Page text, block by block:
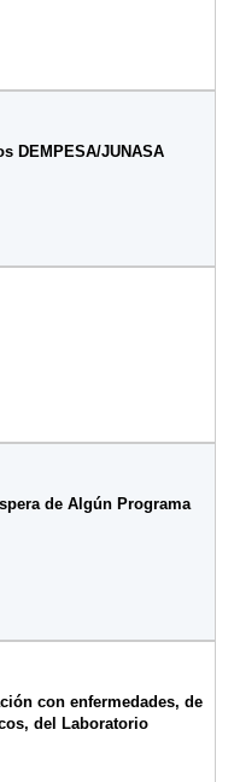
DEMPESA/JUNASA
de Algún Programa
con enfermedades, de
del Laboratorio